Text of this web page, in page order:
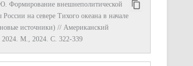
Формирование внешнеполитической
на севере Тихого океана в начале
источники) // Американский
2024. М., 2024. С. 322-339